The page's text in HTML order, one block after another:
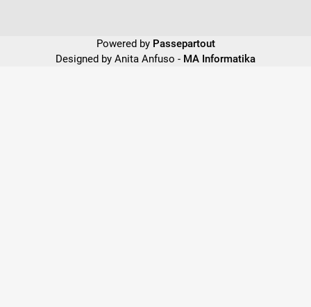
Powered by Passepartout
Designed by Anita Anfuso - MA Informatika